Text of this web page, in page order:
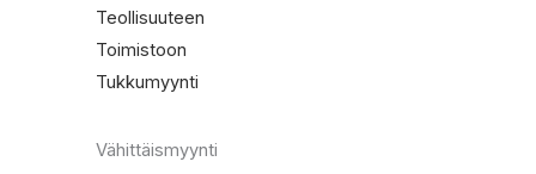
Teollisuuteen
Toimistoon
Tukkumyynti
Vähittäismyynti